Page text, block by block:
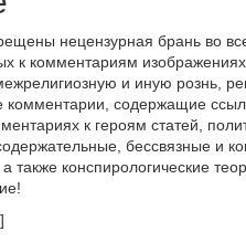
нецензурная брань во
к комментариям
и иную рознь,
комментарии, содержащие
к героям статей,
бессвязные и
а также конспирологические